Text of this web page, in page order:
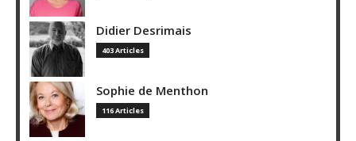
Didier Desrimais
403 Articles
Sophie de Menthon
116 Articles